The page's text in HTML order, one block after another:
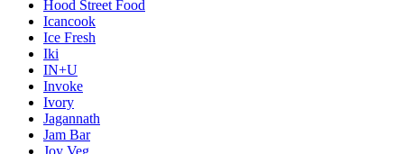
Hood Street Food
Icancook
Ice Fresh
Iki
IN+U
Invoke
Ivory
Jagannath
Jam Bar